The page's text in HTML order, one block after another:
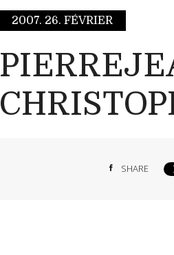
2007. 26. FÉVRIER
SHARE